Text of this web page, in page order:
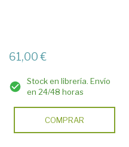
61,00 €
Stock en librería. Envío
en 24/48 horas
COMPRAR